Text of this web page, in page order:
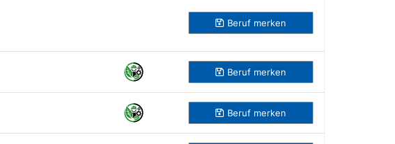
Beruf merken
Beruf merken
Beruf merken